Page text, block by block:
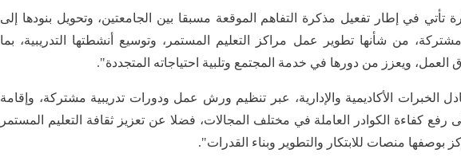
تأتي في إطار تفعيل مذكرة التفاهم الموقعة مسبقا بين الجامعتين، وتحويل بنودها إلى
من شأنها تطوير عمل مراكز التعليم المستمر، وتوسيع أنشطتها التدريبية، بما
ويعزز من دورها في خدمة المجتمع وتلبية احتياجاته المتجددة".
الخبرات الأكاديمية والإدارية، عبر تنظيم ورش عمل ودورات تدريبية مشتركة، وإقامة
كفاءة الكوادر العاملة في مختلف المجالات، فضلا عن تعزيز ثقافة التعليم المستمر
بوصفها منصات للابتكار والتطوير وبناء القدرات".